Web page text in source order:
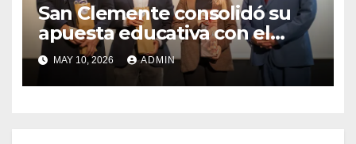
San Clemente consolidó su
apuesta educativa con el
lanzamiento del
Preuniversitario Brotes 2026
MAY 10, 2026 ADMIN